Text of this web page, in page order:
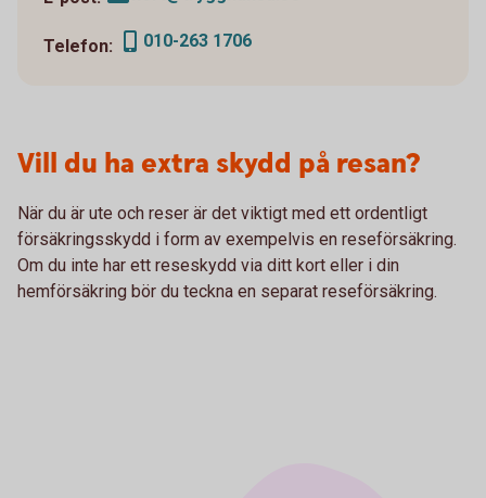
Telefon: 010-263 1706
Vill du ha extra skydd på resan?
När du är ute och reser är det viktigt med ett ordentligt
försäkringsskydd i form av exempelvis en reseförsäkring.
Om du inte har ett reseskydd via ditt kort eller i din
hemförsäkring bör du teckna en separat reseförsäkring.